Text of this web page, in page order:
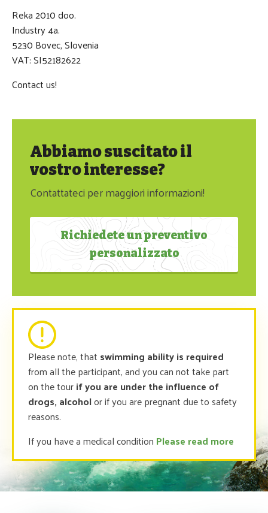
Reka 2010 doo.
Industry 4a.
5230 Bovec, Slovenia
VAT: SI52182622
Contact us!
Abbiamo suscitato il
vostro interesse?
Contattateci per maggiori informazioni!
Richiedete un preventivo
personalizzato
Please note, that swimming ability is required
from all the participant, and you can not take part
on the tourif you are under the influence of
drogs, alcoholor if you are pregnant due to safety
reasons.
If you have a medical condition Please read more